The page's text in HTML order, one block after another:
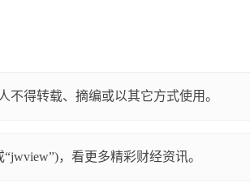
得转载、摘编或以其它方式使用。
，看更多精彩财经资讯。